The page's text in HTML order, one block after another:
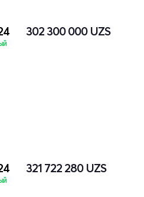
302 300 000 UZS
321 722 280 UZS